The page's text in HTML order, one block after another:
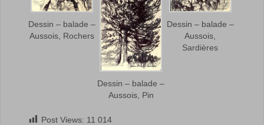
Dessin – balade –
Aussois, Rochers
Dessin – balade –
Aussois, Pin
Dessin – balade –
Aussois,
Sardières
Post Views: 11 014